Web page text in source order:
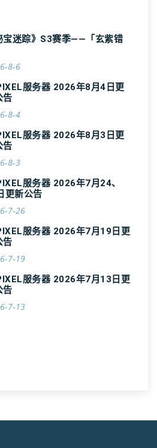
宝迷踪》S3赛季——「玄紫错
8-6
服务器 2026年8月4日更
告
8-4
服务器 2026年8月3日更
告
8-3
服务器 2026年7月24、
更新公告
7-26
服务器 2026年7月19日更
告
7-19
服务器 2026年7月13日更
告
7-13